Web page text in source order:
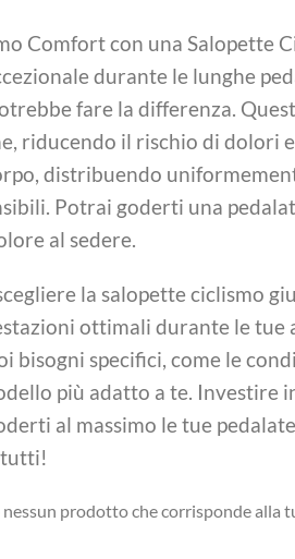
Comfort con una Salopette
durante le lunghe
fare la differenza.
riducendo il rischio di dolori
distribuendo
Potrai goderti una
al sedere.
la salopette ciclismo
ottimali durante le tue
bisogni specifici, come le
più adatto a te. Investire
al massimo le tue
tutti!
prodotto che corrisponde alla